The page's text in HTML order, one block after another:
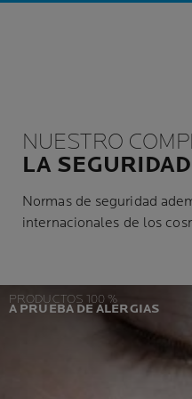
NUESTRO
LA SEGURIDAD
Normas de seguridad
internacionales de los
PRODUCTOS 100 %
A PRUEBA DE ALERGIAS